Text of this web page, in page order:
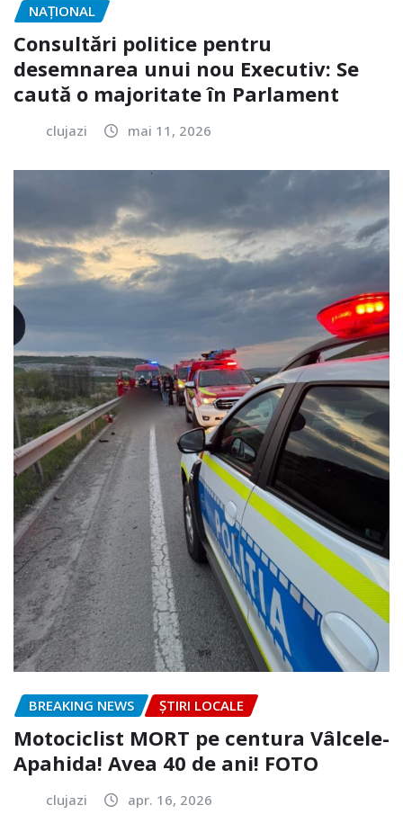
NAŢIONAL
Consultări politice pentru
desemnarea unui nou Executiv: Se
caută o majoritate în Parlament
clujazi mai 11, 2026
BREAKING NEWS ȘTIRI LOCALE
Motociclist MORT pe centura Vâlcele-
Apahida! Avea 40 de ani! FOTO
clujazi apr. 16, 2026